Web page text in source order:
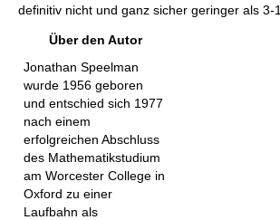
definitiv nicht und ganz sicher geringer als 3-1.
Über den Autor
Jonathan Speelman
wurde 1956 geboren
und entschied sich 1977
nach einem
erfolgreichen Abschluss
des Mathematikstudium
am Worcester College in
Oxford zu einer
Laufbahn als